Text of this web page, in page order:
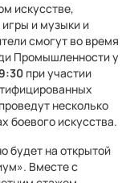
искусстве,
и музыки и
смогут во время
Промышленности у
при участии
несколько
боевого искусства.
будет на открытой
Вместе с